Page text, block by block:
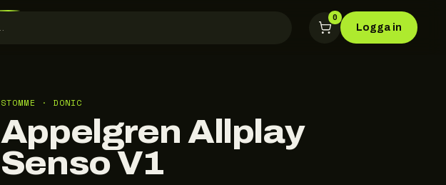
0
Logga in
STOMME · DONIC
Appelgren Allplay
Senso V1